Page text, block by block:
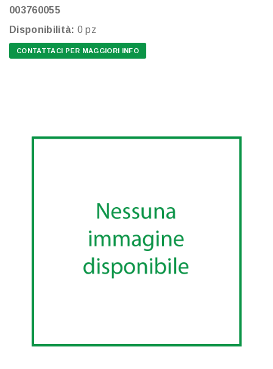
003760055
Disponibilità: 0 pz
CONTATTACI PER MAGGIORI INFO